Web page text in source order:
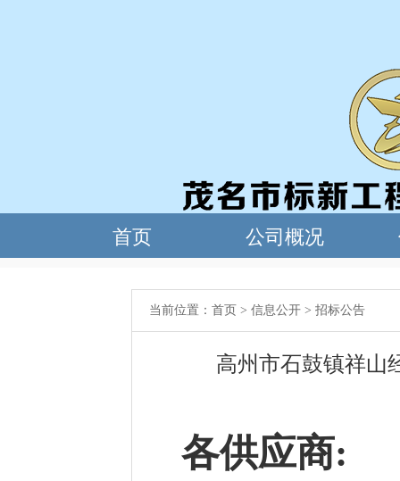
当前位置： 首页 > 信息公开> 招标公告
高州市石鼓镇祥山
各供应商: